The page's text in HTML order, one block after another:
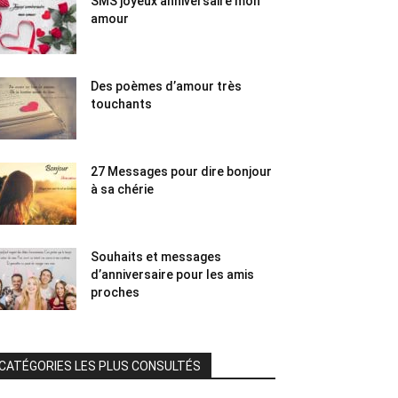
amour
Des poèmes d’amour très
touchants
27 Messages pour dire bonjour
à sa chérie
Souhaits et messages
d’anniversaire pour les amis
proches
LES PLUS CONSULTÉS